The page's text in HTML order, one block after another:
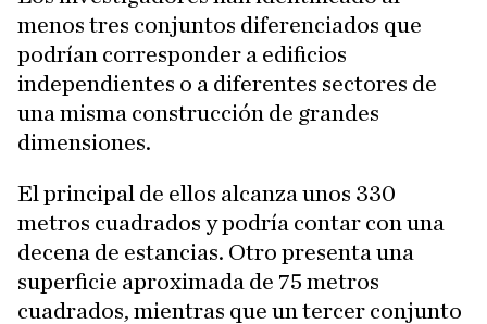
menos tres conjuntos diferenciados que
podrían corresponder a edificios
independientes o a diferentes sectores de
una misma construcción de grandes
dimensiones.
El principal de ellos alcanza unos 330
metros cuadrados y podría contar con una
decena de estancias. Otro presenta una
superficie aproximada de 75 metros
cuadrados, mientras que un tercer conjunto